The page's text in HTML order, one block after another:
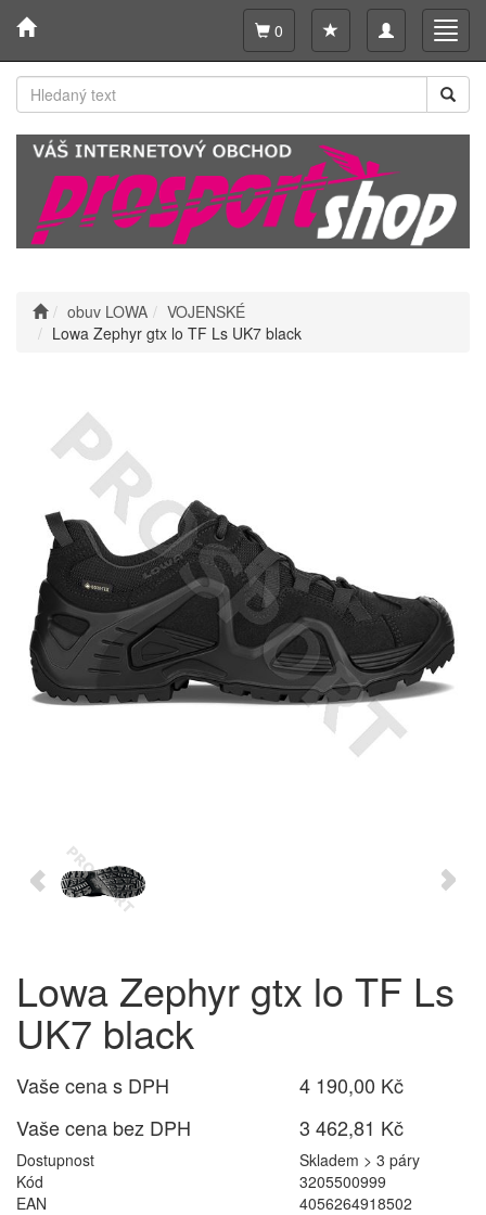
Toggle
navigation
0
obuv LOWA
VOJENSKÉ
Lowa Zephyr gtx lo TF Ls UK7 black
Lowa Zephyr gtx lo TF Ls
UK7 black
Vaše cena s DPH
4 190,00 Kč
Vaše cena bez DPH
3 462,81 Kč
Dostupnost
Skladem > 3 páry
Kód
3205500999
EAN
4056264918502